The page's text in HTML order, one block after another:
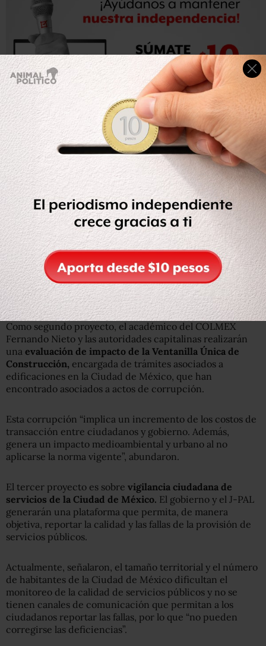
El primer proyecto es el combate a la evasión fiscal
vehicular
, que el gobierno capitalino realizará con
Transparencia Mexicana, el cual tendrá como objetivo
medir el tamaño del problema, generado porque la
tenencia vehicular no está homologada en los distintos
estados del país y que el mercado legal de emplazamiento
es mayor a los 250 mil pesos.
De acuerdo con sus diagnósticos, esto genera evasión
fiscal y uso intensivo de servicios urbanos por personas
de los deciles de ingreso más alto.
Como segundo proyecto, el académico del COLMEX
Fernando Nieto y las autoridades capitalinas realizarán
una evaluación de impacto de la Ventanilla Única de
Construcción, encargada de trámites asociados a
edificaciones en la Ciudad de México, que han
encontrado asociados a actos de corrupción.
Esta corrupción “implica un incremento de los costos de
transacción entre ciudadanos y gobierno. Además,
genera un impacto medioambiental y urbano al no
aplicarse la norma vigente”, abundaron.
El tercer proyecto es sobre vigilancia ciudadana de
servicios de la Ciudad de México. El gobierno y el J-PAL
generarán una plataforma que permita, de manera
objetiva, reportar la calidad y las fallas de la provisión de
servicios públicos.
Actualmente, señalaron, el tamaño territorial y el número
de habitantes de la Ciudad de México dificultan el
monitoreo de la calidad de servicios públicos y no se
tienen canales de comunicación que permitan a los
ciudadanos reportar las fallas, por lo que “no pueden
corregirse las deficiencias”.